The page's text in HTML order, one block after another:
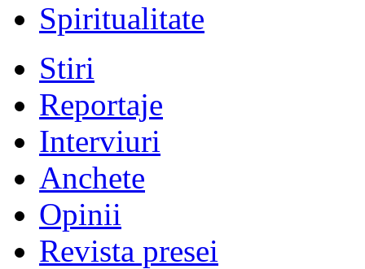
Spiritualitate
Stiri
Reportaje
Interviuri
Anchete
Opinii
Revista presei